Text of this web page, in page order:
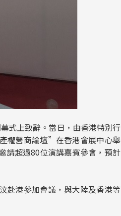
式上致辭。當日，由香港特別行
權營商論壇”在香港會展中心舉
超過80位演講嘉賓參會，預計
赴港參加會議，與大陸及香港等